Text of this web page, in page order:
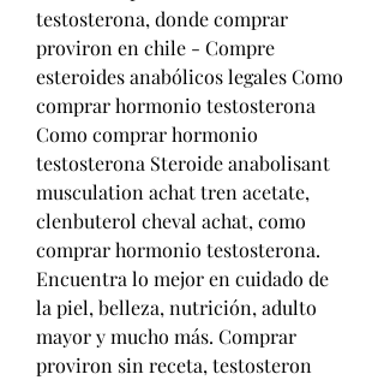
testosterona, donde comprar
proviron en chile - Compre
esteroides anabólicos legales Como
comprar hormonio testosterona
Como comprar hormonio
testosterona Steroide anabolisant
musculation achat tren acetate,
clenbuterol cheval achat, como
comprar hormonio testosterona.
Encuentra lo mejor en cuidado de
la piel, belleza, nutrición, adulto
mayor y mucho más. Comprar
proviron sin receta, testosteron